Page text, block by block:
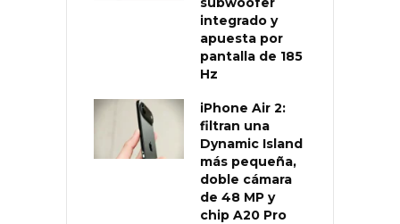
integrado y
apuesta por
pantalla de 185
Hz
iPhone Air 2:
filtran una
Dynamic Island
más pequeña,
doble cámara
de 48 MP y
chip A20 Pro